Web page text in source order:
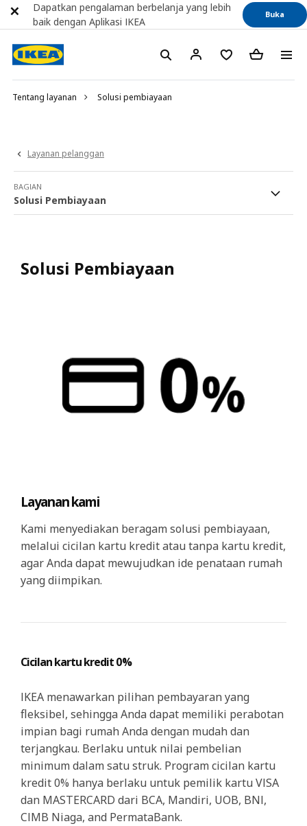
Tentang layanan Solusi pembiayaan
Layanan pelanggan
BAGIAN
Solusi Pembiayaan
Solusi Pembiayaan
Layanan kami​
Kami menyediakan beragam solusi pembiayaan,
melalui cicilan kartu kredit atau tanpa kartu kredit,
agar Anda dapat mewujudkan ide penataan rumah
yang diimpikan.
Cicilan kartu kredit 0%
IKEA menawarkan pilihan pembayaran yang
fleksibel, sehingga Anda dapat memiliki perabotan
impian bagi rumah Anda dengan mudah dan
terjangkau. Berlaku untuk nilai pembelian
minimum dalam satu struk. Program cicilan kartu
kredit 0% hanya berlaku untuk pemilik kartu VISA
dan MASTERCARD dari BCA, Mandiri, UOB, BNI,
CIMB Niaga, and PermataBank.
Dapatkan pengalaman berbelanja yang lebih
baik dengan Aplikasi IKEA
Buka